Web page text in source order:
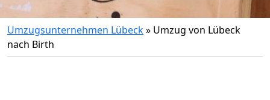
Umzugsunternehmen Lübeck» Umzug von Lübeck
nach Birth